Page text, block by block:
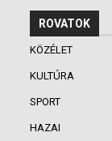
ROVATOK
KÖZÉLET
KULTÚRA
SPORT
HAZAI